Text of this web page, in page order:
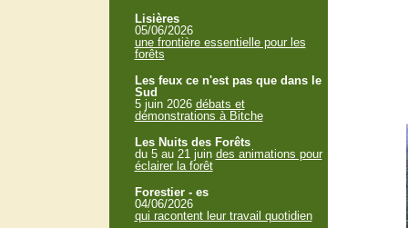
Lisières
05/06/2026
une frontière essentielle pour les
forêts
Les feux ce n'est pas que dans le
Sud
5 juin 2026 débats et
démonstrations à Bitche
Les Nuits des Forêts
du 5 au 21 juin des animations pour
éclairer la forêt
Forestier - es
04/06/2026
qui racontent leur travail quotidien